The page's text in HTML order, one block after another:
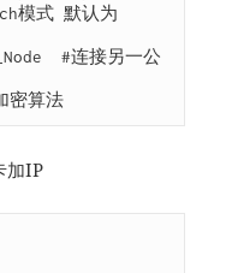
模式 默认为
#连接另一公
密算法
加IP